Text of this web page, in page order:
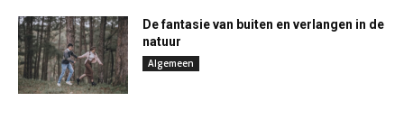
De fantasie van buiten en verlangen in de
natuur
Algemeen